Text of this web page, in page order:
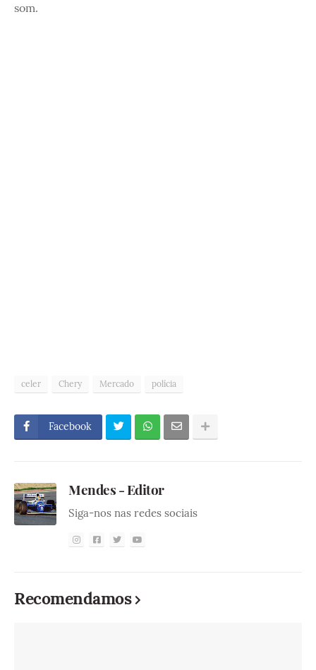
som.
celer Chery Mercado polícia
Facebook
Mendes - Editor
Siga-nos nas redes sociais
Recomendamos